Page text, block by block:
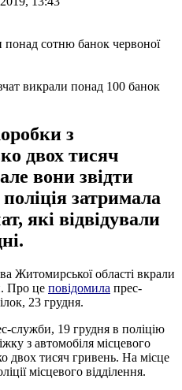
викрали понад 100 банок
з
двох тисяч
вони звідти
затримала
які відвідували
Житомирської області вкрали
Про це повідомила прес-
23 грудня.
служби, 19 грудня в поліцію
з автомобіля місцевого
двох тисяч гривень. На місце
місцевого відділення.